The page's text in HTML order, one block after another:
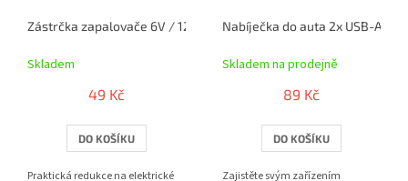
Zástrčka zapalovače 6V / 12V / 24V - univerzalní 8A starý a nový
Skladem
49 Kč
DO KOŠÍKU
Praktická redukce na elektrické
Nabíječka do auta 2x USB-A
Skladem na prodejně
89 Kč
DO KOŠÍKU
Zajistěte svým zařízením